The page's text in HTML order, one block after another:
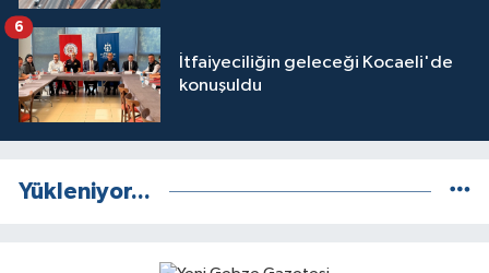
İtfaiyeciliğin geleceği Kocaeli'de
konuşuldu
6
Yükleniyor...